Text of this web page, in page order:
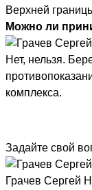
Верхней
Можно ли
Нет, нельзя.
комплекса.
Задайте свой
Грачев Сергей